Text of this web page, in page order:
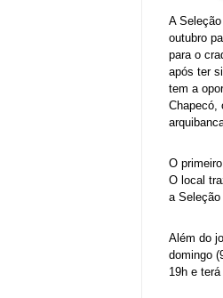
A
outubro
para o
após ter
tem a
Chapecó,
O
O local
a
Além do
domingo
19h e